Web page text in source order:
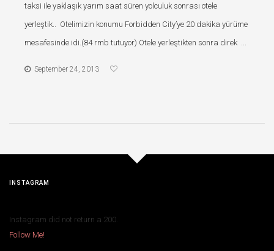
taksi ile yaklaşık yarım saat süren yolculuk sonrası otele
yerleştik.. Otelimizin konumu Forbidden City’ye 20 dakika yürüme
mesafesinde idi.(84 rmb tutuyor) Otele yerleştikten sonra direk ...
September 24, 2013
INSTAGRAM
Instagram did not return a 200.
Follow Me!